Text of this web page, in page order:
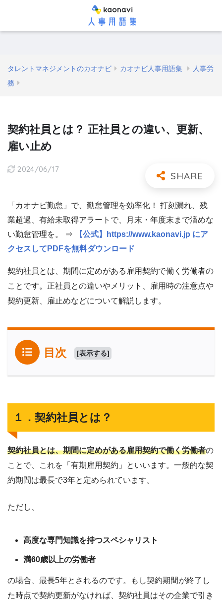
タレントマネジメントのカオナビ カオナビ人事用語集
人事労
務
契約社員とは？ 正社員との違い、更新、
雇い止め
2024/06/17
「カオナビ勤怠」で、勤怠管理を効率化！ 打刻漏れ、残
業超過、有給未取得アラートで、月末・年度末まで溜めな
い勤怠管理を。 ⇒
【公式】https://www.kaonavi.jp にア
クセスしてPDFを無料ダウンロード
契約社員とは、期間に定めがある雇用契約で働く労働者の
ことです。正社員との違いやメリット、雇用時の注意点や
契約更新、雇止めなどについて解説します。
目次 [表示する]
１．契約社員とは？
契約社員とは、期間に定めがある雇用契約で働く労働者の
ことで、これを「有期雇用契約」といいます。一般的な契
約期間は最長で3年と定められています。
ただし、
高度な専門知識を持つスペシャリスト
満60歳以上の労働者
の場合、最長5年とされるのです。もし契約期間が終了し
た時点で契約更新がなければ、契約社員はその企業で引き